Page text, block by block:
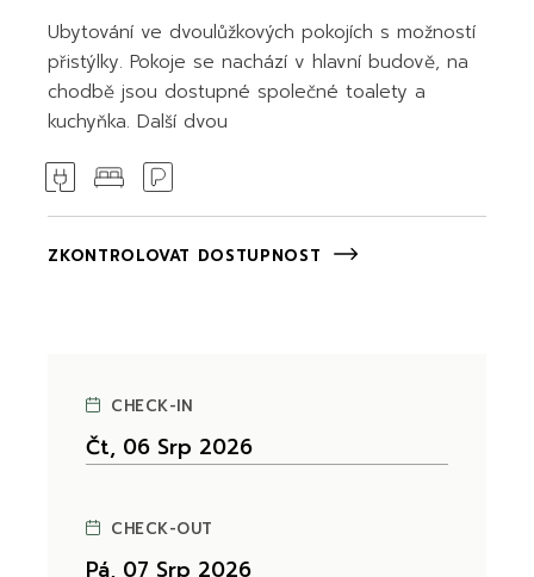
Ubytování ve dvoulůžkových pokojích s možností
přistýlky. Pokoje se nachází v hlavní budově, na
chodbě jsou dostupné společné toalety a
kuchyňka. Další dvou
ZKONTROLOVAT DOSTUPNOST
CHECK-IN
CHECK-OUT